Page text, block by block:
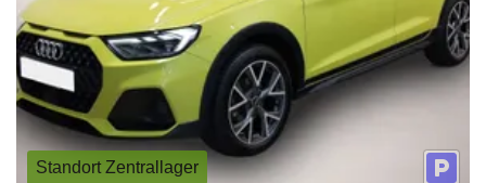
Standort Zentrallager